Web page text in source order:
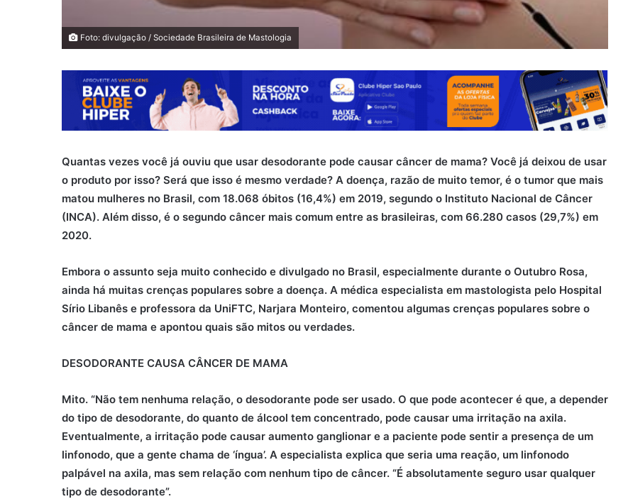
Foto: divulgação / Sociedade Brasileira de Mastologia
Quantas vezes você já ouviu que usar desodorante pode causar câncer de mama? Você já deixou de usar
o produto por isso? Será que isso é mesmo verdade? A doença, razão de muito temor, é o tumor que mais
matou mulheres no Brasil, com 18.068 óbitos (16,4%) em 2019, segundo o Instituto Nacional de Câncer
(INCA). Além disso, é o segundo câncer mais comum entre as brasileiras, com 66.280 casos (29,7%) em
2020.
Embora o assunto seja muito conhecido e divulgado no Brasil, especialmente durante o Outubro Rosa,
ainda há muitas crenças populares sobre a doença. A médica especialista em mastologista pelo Hospital
Sírio Libanês e professora da UniFTC, Narjara Monteiro, comentou algumas crenças populares sobre o
câncer de mama e apontou quais são mitos ou verdades.
DESODORANTE CAUSA CÂNCER DE MAMA
Mito. “Não tem nenhuma relação, o desodorante pode ser usado. O que pode acontecer é que, a depender
do tipo de desodorante, do quanto de álcool tem concentrado, pode causar uma irritação na axila.
Eventualmente, a irritação pode causar aumento ganglionar e a paciente pode sentir a presença de um
linfonodo, que a gente chama de ‘íngua’. A especialista explica que seria uma reação, um linfonodo
palpável na axila, mas sem relação com nenhum tipo de câncer. “É absolutamente seguro usar qualquer
tipo de desodorante”.